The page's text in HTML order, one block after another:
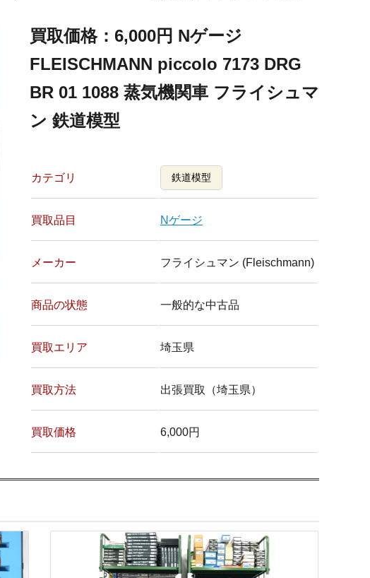
買取価格：6,000円 Nゲージ
FLEISCHMANN piccolo 7173 DRG
BR 01 1088 蒸気機関車 フライシュマ
ン 鉄道模型
カテゴリ 鉄道模型
買取品目 Nゲージ
メーカー フライシュマン (Fleischmann)
商品の状態 一般的な中古品
買取エリア 埼玉県
買取方法 出張買取（埼玉県）
買取価格 6,000円